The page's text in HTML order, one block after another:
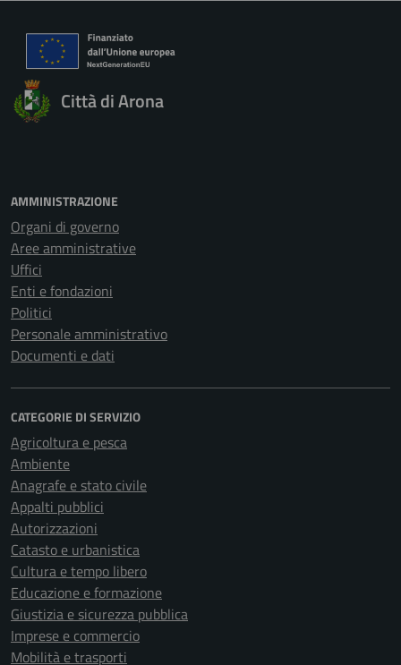
Città di Arona
AMMINISTRAZIONE
Organi di governo
Aree amministrative
Uffici
Enti e fondazioni
Politici
Personale amministrativo
Documenti e dati
CATEGORIE DI SERVIZIO
Agricoltura e pesca
Ambiente
Anagrafe e stato civile
Appalti pubblici
Autorizzazioni
Catasto e urbanistica
Cultura e tempo libero
Educazione e formazione
Giustizia e sicurezza pubblica
Imprese e commercio
Mobilità e trasporti